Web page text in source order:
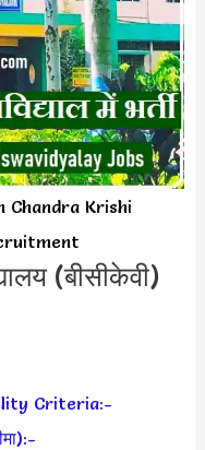
Chandra Krishi
(बीसीकेवी)
Criteria:-